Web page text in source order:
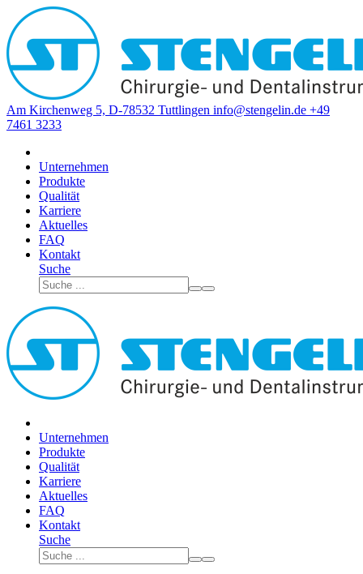
Am Kirchenweg 5, D-78532 Tuttlingen info@stengelin.de +49
7461 3233
Unternehmen
Produkte
Qualität
Karriere
Aktuelles
FAQ
Kontakt
Suche
Unternehmen
Produkte
Qualität
Karriere
Aktuelles
FAQ
Kontakt
Suche